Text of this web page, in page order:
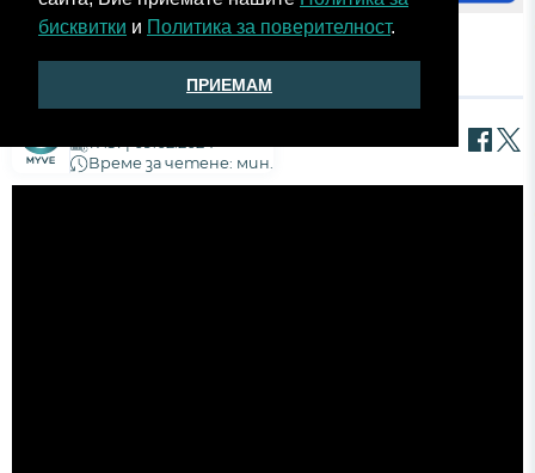
бисквитки и Политика за поверителност.
ПРИЕМАМ
SUZUKI V-STROM 800 DE ВТОРА ЧАСТ
17:31 | 09.02.2024
Време за четене: мин.